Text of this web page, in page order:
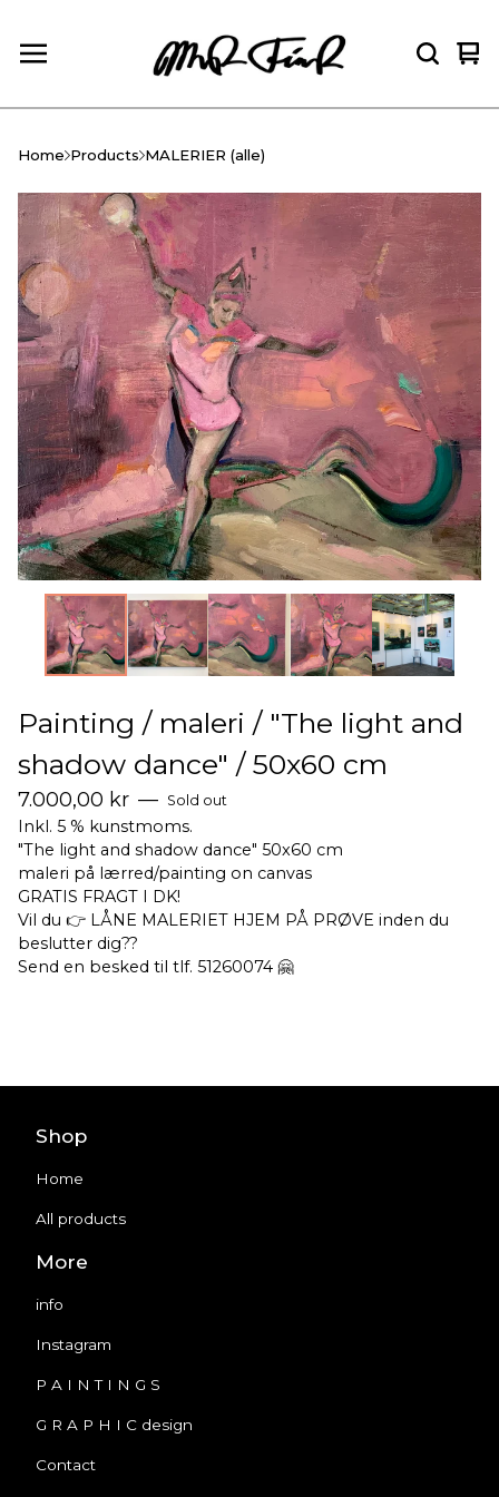
0
Home Products MALERIER (alle)
Painting / maleri / "The light and
shadow dance" / 50x60 cm
7.000,00 kr — Sold out
Inkl. 5 % kunstmoms.
"The light and shadow dance" 50x60 cm
maleri på lærred/painting on canvas
GRATIS FRAGT I DK!
Vil du 👉 LÅNE MALERIET HJEM PÅ PRØVE inden du
beslutter dig??
Send en besked til tlf. 51260074 🤗
Shop
Home
All products
More
info
Instagram
P A I N T I N G S
G R A P H I C design
Contact